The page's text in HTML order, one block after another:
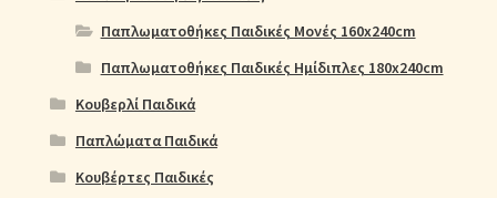
Παπλωματοθήκες Παιδικές Μονές 160x240cm
Παπλωματοθήκες Παιδικές Ημίδιπλες 180x240cm
Κουβερλί Παιδικά
Παπλώματα Παιδικά
Κουβέρτες Παιδικές